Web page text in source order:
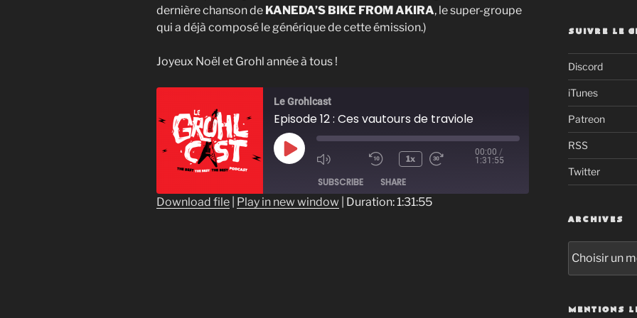
dernière chanson de KANEDA’S BIKE FROM AKIRA, le super-groupe
qui a déjà composé le générique de cette émission.)
Joyeux Noël et Grohl année à tous !
Le Grohlcast
Episode 12 : Ces vautours de traviole
Play
1x
00:00 /
1:31:55
SUBSCRIBE SHARE
Download file Play in new window Duration: 1:31:55
SUIVRE LE
Discord
iTunes
Patreon
RSS
Twitter
ARCHIVES
MENTIONS